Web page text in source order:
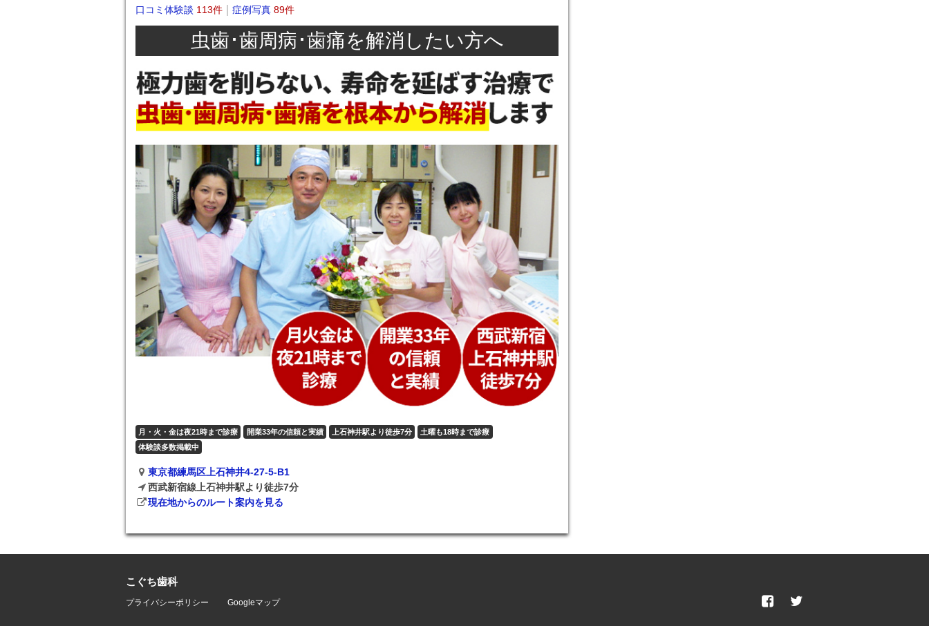
口コミ体験談 113件 症例写真89件
虫歯･歯周病･歯痛を解消したい方へ
月・火・金は夜21時まで診療 開業33年の信頼と実績 上石神井駅より徒歩7分
土曜も18時まで診療
体験談多数掲載中
東京都練馬区上石神井4-27-5-B1
西武新宿線上石神井駅より徒歩7分
現在地からのルート案内を見る
こぐち歯科
プライバシーポリシー Googleマップ